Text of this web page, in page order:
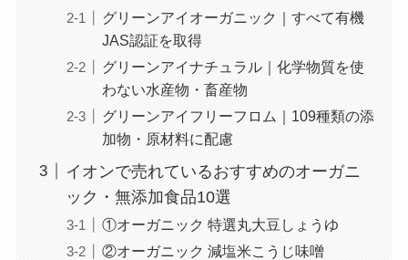
グリーンアイオーガニック｜すべて有機
JAS認証を取得
グリーンアイナチュラル｜化学物質を使
わない水産物・畜産物
グリーンアイフリーフロム｜109種類の添
加物・原材料に配慮
イオンで売れているおすすめのオーガニ
ック・無添加食品10選
①オーガニック 特選丸大豆しょうゆ
②オーガニック 減塩米こうじ味噌